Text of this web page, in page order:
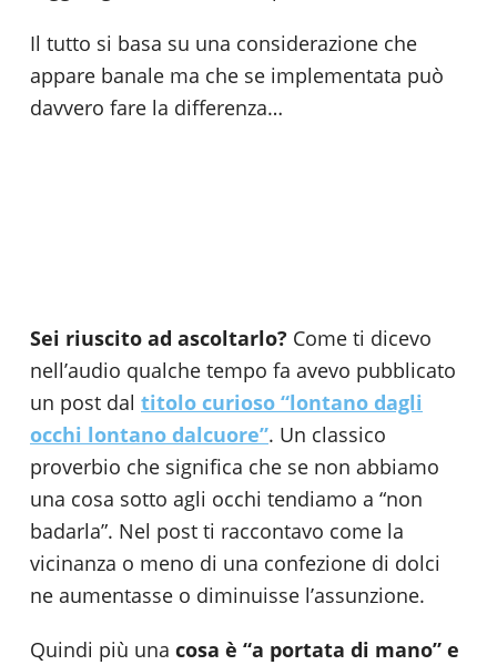
Il tutto si basa su una considerazione che
appare banale ma che se implementata può
davvero fare la differenza…
Sei riuscito ad ascoltarlo? Come ti dicevo
nell’audio qualche tempo fa avevo pubblicato
un post dal titolo curioso “lontano dagli
occhi lontano dalcuore”. Un classico
proverbio che significa che se non abbiamo
una cosa sotto agli occhi tendiamo a “non
badarla”. Nel post ti raccontavo come la
vicinanza o meno di una confezione di dolci
ne aumentasse o diminuisse l’assunzione.
Quindi più una cosa è “a portata di mano” e